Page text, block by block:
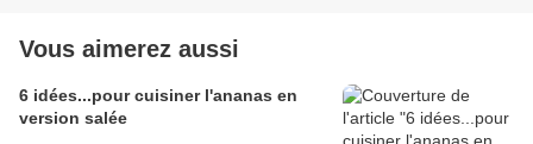
Vous aimerez aussi
6 idées...pour cuisiner l'ananas en
version salée